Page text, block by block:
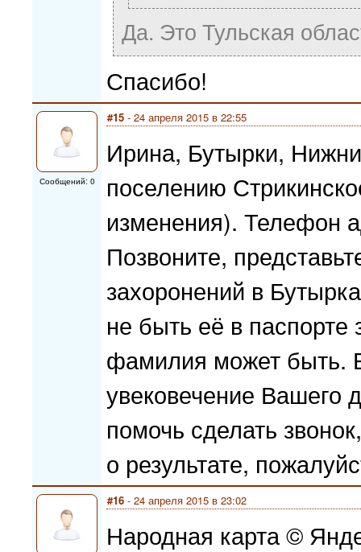
Да. Это Тульская
Спасибо!
Сообщений: 0
#15 - 24 апреля 2015 в 22:55
Ирина, Бутырки,
поселению
изменения). Телефон
Позвоните,
захоронений в
не быть её в паспорте
фамилия может быть.
увековечение
помочь сделать
о результате,
#16 - 24 апреля 2015 в 23:02
Народная карта ©